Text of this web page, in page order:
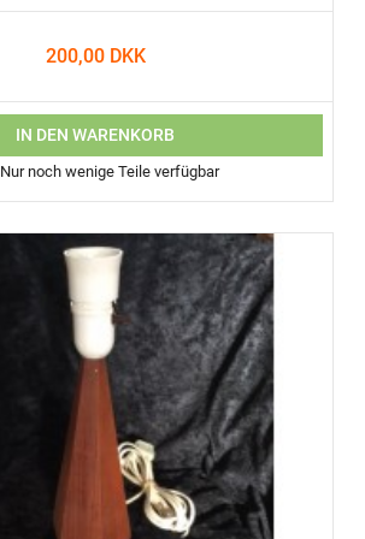
200,00 DKK
IN DEN WARENKORB
Nur noch wenige Teile verfügbar